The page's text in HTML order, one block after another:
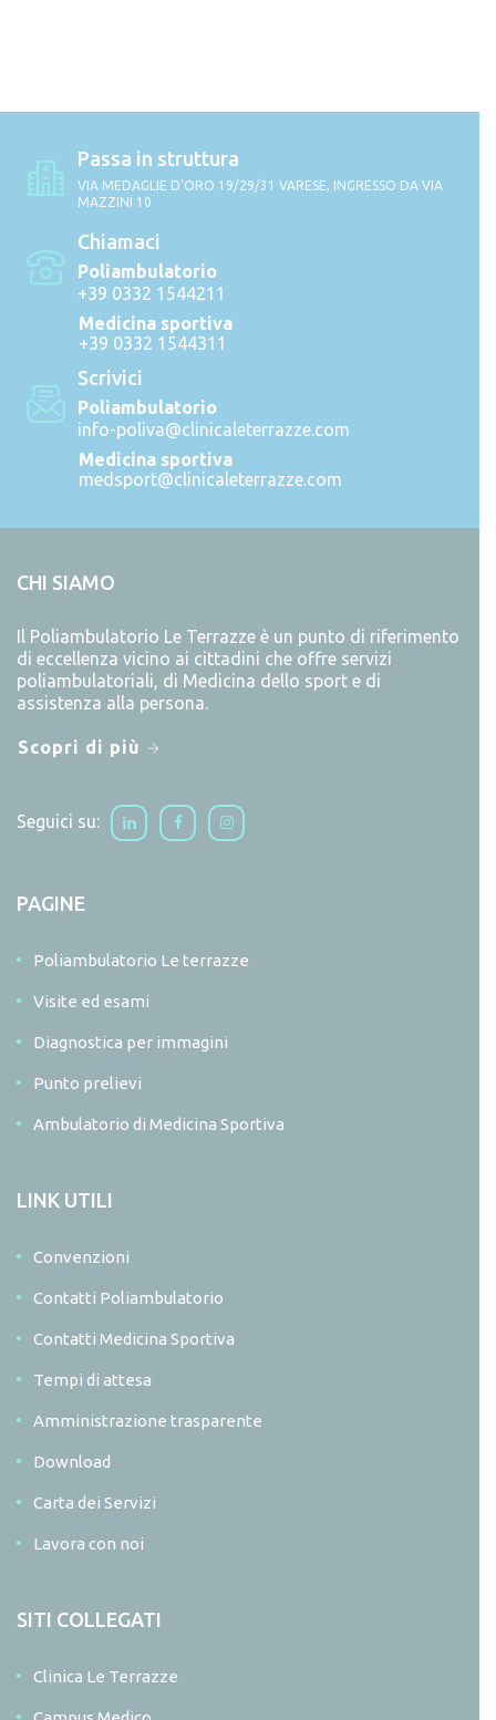
Passa in struttura
VIA MEDAGLIE D’ORO 19/29/31 VARESE, INGRESSO DA VIA
MAZZINI 10
Chiamaci
Poliambulatorio
+39 0332 1544211
Medicina sportiva
+39 0332 1544311
Scrivici
Poliambulatorio
info-poliva@clinicaleterrazze.com
Medicina sportiva
medsport@clinicaleterrazze.com
CHI SIAMO
Il Poliambulatorio Le Terrazze è un punto di riferimento
di eccellenza vicino ai cittadini che offre servizi
poliambulatoriali, di Medicina dello sport e di
assistenza alla persona.
Scopri di più
Seguici su:
PAGINE
Poliambulatorio Le terrazze
Visite ed esami
Diagnostica per immagini
Punto prelievi
Ambulatorio di Medicina Sportiva
LINK UTILI
Convenzioni
Contatti Poliambulatorio
Contatti Medicina Sportiva
Tempi di attesa
Amministrazione trasparente
Download
Carta dei Servizi
Lavora con noi
SITI COLLEGATI
Clinica Le Terrazze